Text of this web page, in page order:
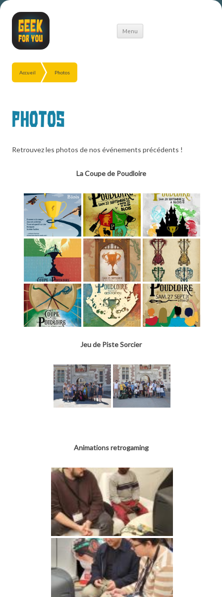
Menu
Aller
Accueil Photos
Photos
Retrouvez les photos de nos événements précédents !
La Coupe de Poudloire
Jeu de Piste Sorcier
Animations retrogaming